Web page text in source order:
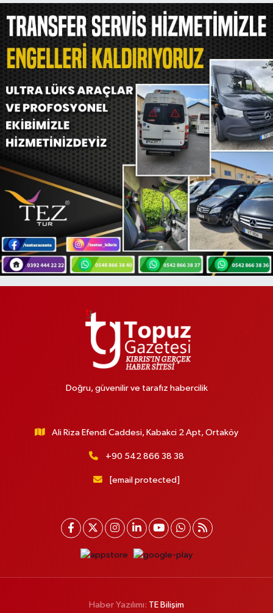
Doğru, güvenilir ve tarafız habercilik
Ali Riza Efendi Caddesi, Kabakci 2 Apt, Ortaköy
+90 542 866 38 38
[email protected]
Haber Yazılımı: TE Bilişim